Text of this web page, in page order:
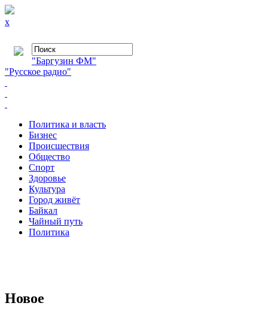
x
"Баргузин ФМ"
"Русское радио"
Политика и власть
Бизнес
Происшествия
Общество
Cпорт
Здоровье
Культура
Город живёт
Байкал
Чайный путь
Политика
Новое